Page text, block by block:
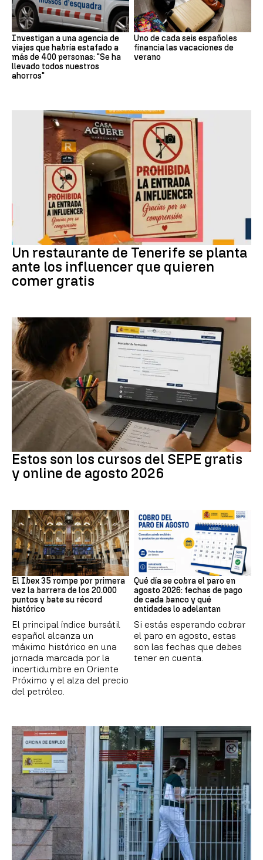
Investigan a una agencia de
viajes que habría estafado a
más de 400 personas: "Se ha
llevado todos nuestros
ahorros"
Uno de cada seis españoles
financia las vacaciones de
verano
Redes Sociales
Un restaurante de Tenerife se planta
ante los influencer que quieren
comer gratis
Estos son los cursos del SEPE gratis
y online de agosto 2026
Bolsa
El Ibex 35 rompe por primera
vez la barrera de los 20.000
puntos y bate su récord
histórico
El principal índice bursátil
español alcanza un
máximo histórico en una
jornada marcada por la
incertidumbre en Oriente
Próximo y el alza del precio
del petróleo.
Prestaciones
Qué día se cobra el paro en
agosto 2026: fechas de pago
de cada banco y qué
entidades lo adelantan
Si estás esperando cobrar
el paro en agosto, estas
son las fechas que debes
tener en cuenta.